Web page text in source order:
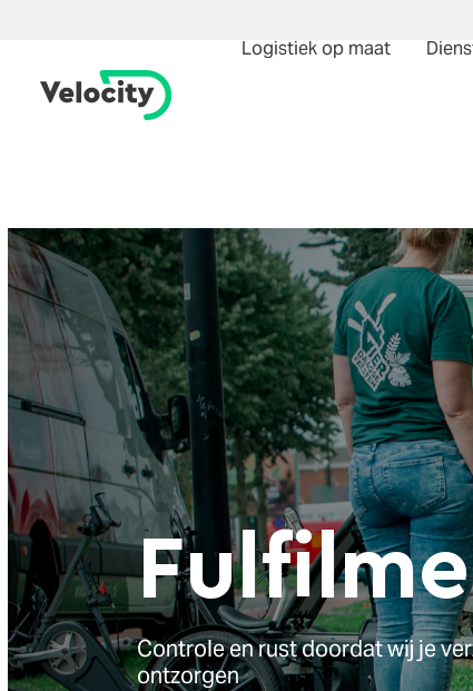
Logistiek op maat
Fulfilme
Controle en rust doordat wij je
ontzorgen